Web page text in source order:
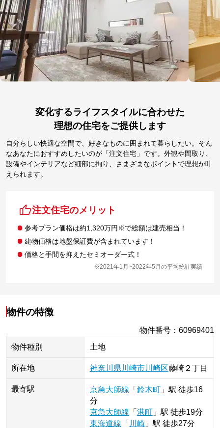
変化するライフスタイルに合わせた
理想の住宅をご提供します
自分らしい快適な空間で、好きなものに囲まれて暮らしたい。そん
なあなたにおすすめしたいのが「注文住宅」です。外観や間取り、
設備やインテリアなど細部に拘り、さまざまなポイントで理想が叶
えられます。
注文住宅のメリット
参考プラン価格は約1,320万円※で総額は建売相当！
建物価格は地盤保証費が含まれています！
価格と手間を抑えたセミオーダー式！
※2021年1月~2022年5月の平均統計実績
物件の特徴
物件番号 ：60969401
物件種別
土地
所在地 神奈川県 川崎市川崎区藤崎２丁目
最寄駅 京急大師線 「 鈴木町」 駅 徒歩16
分
京急大師線 「 港町」 駅 徒歩19分
東海道線 「 川崎」 駅 徒歩27分